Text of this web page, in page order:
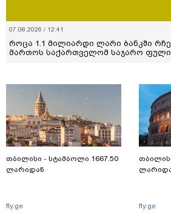
07.08.2026 / 12:41
როცა 1.1 მილიარდი ლარი ბანკში
მართოს საქართველომ საჯარო ფული
თბილისი - სტამბოლი 1667.50
ლარიდან
fly.ge fly.ge